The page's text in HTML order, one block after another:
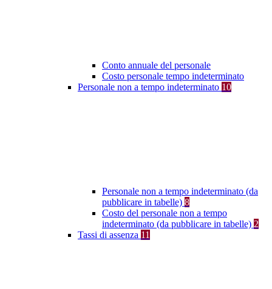
Conto annuale del personale
Costo personale tempo indeterminato
Personale non a tempo indeterminato 10
Personale non a tempo indeterminato (da
pubblicare in tabelle) 8
Costo del personale non a tempo
indeterminato (da pubblicare in tabelle) 2
Tassi di assenza 11